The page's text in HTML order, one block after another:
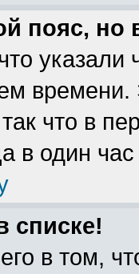
пояс, но
указали
что в
в один
списке!
в том,